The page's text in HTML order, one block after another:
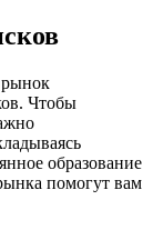
рынок
Чтобы
образование
помогут вам